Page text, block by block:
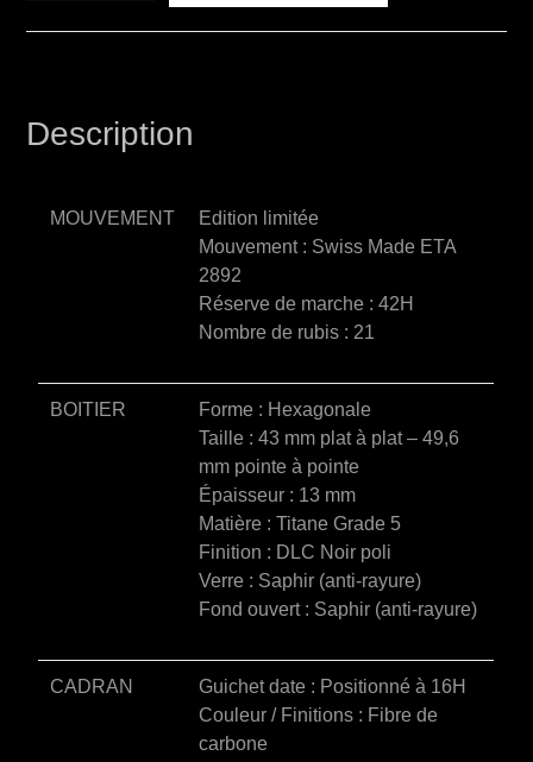
t
e
Description
MOUVEMENT
Edition limitée
Mouvement : Swiss Made ETA
2892
Réserve de marche : 42H
Nombre de rubis : 21
BOITIER
Forme : Hexagonale
Taille : 43 mm plat à plat – 49,6
mm pointe à pointe
Épaisseur : 13 mm
Matière : Titane Grade 5
Finition : DLC Noir poli
Verre : Saphir (anti-rayure)
Fond ouvert : Saphir (anti-rayure)
CADRAN
Guichet date : Positionné à 16H
Couleur / Finitions : Fibre de
carbone